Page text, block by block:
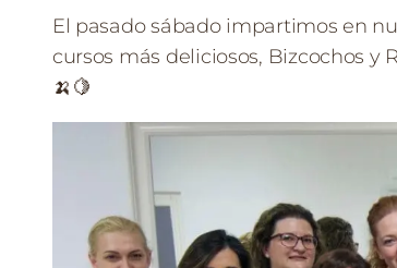
El pasado sábado impartimos en
cursos más deliciosos, Bizcochos y
🍌🍋